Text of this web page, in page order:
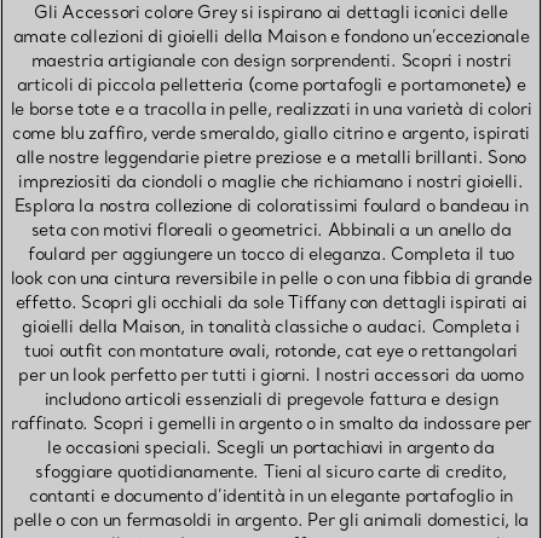
Gli Accessori colore Grey si ispirano ai dettagli iconici delle
amate collezioni di gioielli della Maison e fondono un’eccezionale
maestria artigianale con design sorprendenti. Scopri i nostri
articoli di piccola pelletteria (come portafogli e portamonete) e
le borse tote e a tracolla in pelle, realizzati in una varietà di colori
come blu zaffiro, verde smeraldo, giallo citrino e argento, ispirati
alle nostre leggendarie pietre preziose e a metalli brillanti. Sono
impreziositi da ciondoli o maglie che richiamano i nostri gioielli.
Esplora la nostra collezione di coloratissimi foulard o bandeau in
seta con motivi floreali o geometrici. Abbinali a un anello da
foulard per aggiungere un tocco di eleganza. Completa il tuo
look con una cintura reversibile in pelle o con una fibbia di grande
effetto. Scopri gli occhiali da sole Tiffany con dettagli ispirati ai
gioielli della Maison, in tonalità classiche o audaci. Completa i
tuoi outfit con montature ovali, rotonde, cat eye o rettangolari
per un look perfetto per tutti i giorni. I nostri accessori da uomo
includono articoli essenziali di pregevole fattura e design
raffinato. Scopri i gemelli in argento o in smalto da indossare per
le occasioni speciali. Scegli un portachiavi in argento da
sfoggiare quotidianamente. Tieni al sicuro carte di credito,
contanti e documento d’identità in un elegante portafoglio in
pelle o con un fermasoldi in argento. Per gli animali domestici, la